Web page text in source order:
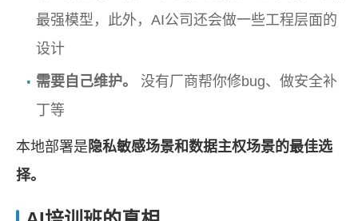
最强模型，此外，AI公司还会做一些工程层面的
设计
需要自己维护。
没有厂商帮你修bug、做安全补
丁等
本地部署是 隐私敏感场景和数据主权场景的最佳选
择。